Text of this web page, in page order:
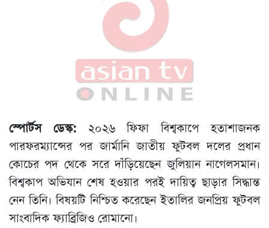
স্পোর্টস ডেস্ক:২০২৬ ফিফা বিশ্বকাপে হতাশাজনক
পারফরম্যান্সের পর জার্মানি জাতীয় ফুটবল দলের প্রধান
কোচের পদ থেকে সরে দাঁড়িয়েছেন জুলিয়ান নাগেলসমান।
বিশ্বকাপ অভিযান শেষ হওয়ার পরই দায়িত্ব ছাড়ার সিদ্ধান্ত
নেন তিনি। বিষয়টি নিশ্চিত করেছেন ইতালির জনপ্রিয় ফুটবল
সাংবাদিক ফ্যাব্রিজিও রোমানো।